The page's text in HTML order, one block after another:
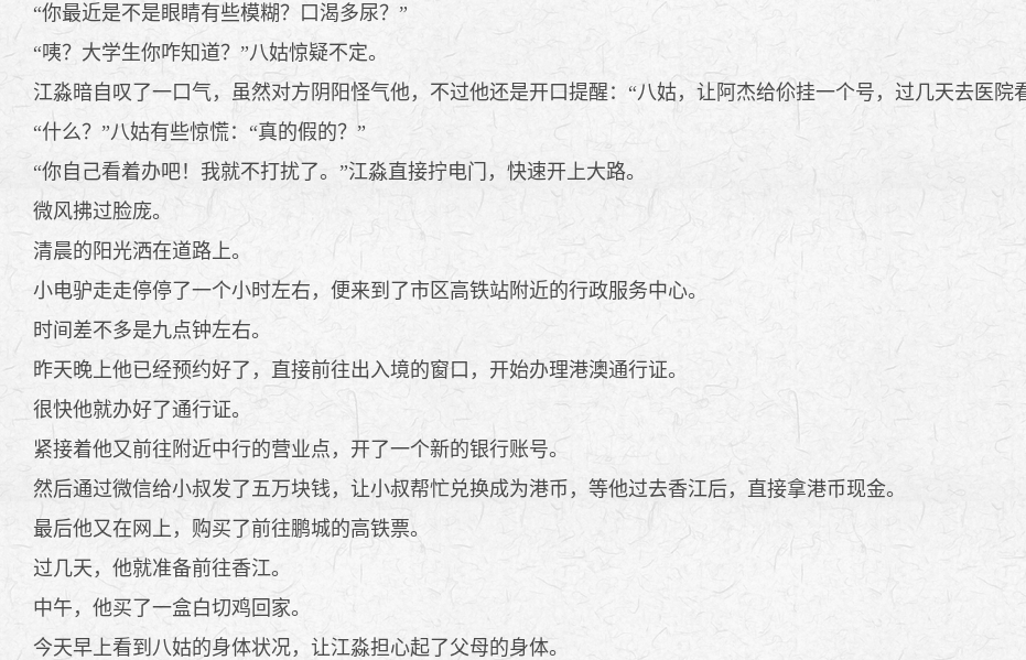
“你最近是不是眼睛有些模糊？口渴多尿？”
“咦？大学生你咋知道？”八姑惊疑不定。
江淼暗自叹了一口气，虽然对方阴阳怪气他，不过他还是开口提醒：“八姑，让阿杰给伱挂一个号，过几天去医院
“什么？”八姑有些惊慌：“真的假的？”
“你自己看着办吧！我就不打扰了。”江淼直接拧电门，快速开上大路。
微风拂过脸庞。
清晨的阳光洒在道路上。
小电驴走走停停了一个小时左右，便来到了市区高铁站附近的行政服务中心。
时间差不多是九点钟左右。
昨天晚上他已经预约好了，直接前往出入境的窗口，开始办理港澳通行证。
很快他就办好了通行证。
紧接着他又前往附近中行的营业点，开了一个新的银行账号。
然后通过微信给小叔发了五万块钱，让小叔帮忙兑换成为港币，等他过去香江后，直接拿港币现金。
最后他又在网上，购买了前往鹏城的高铁票。
过几天，他就准备前往香江。
中午，他买了一盒白切鸡回家。
今天早上看到八姑的身体状况，让江淼担心起了父母的身体。